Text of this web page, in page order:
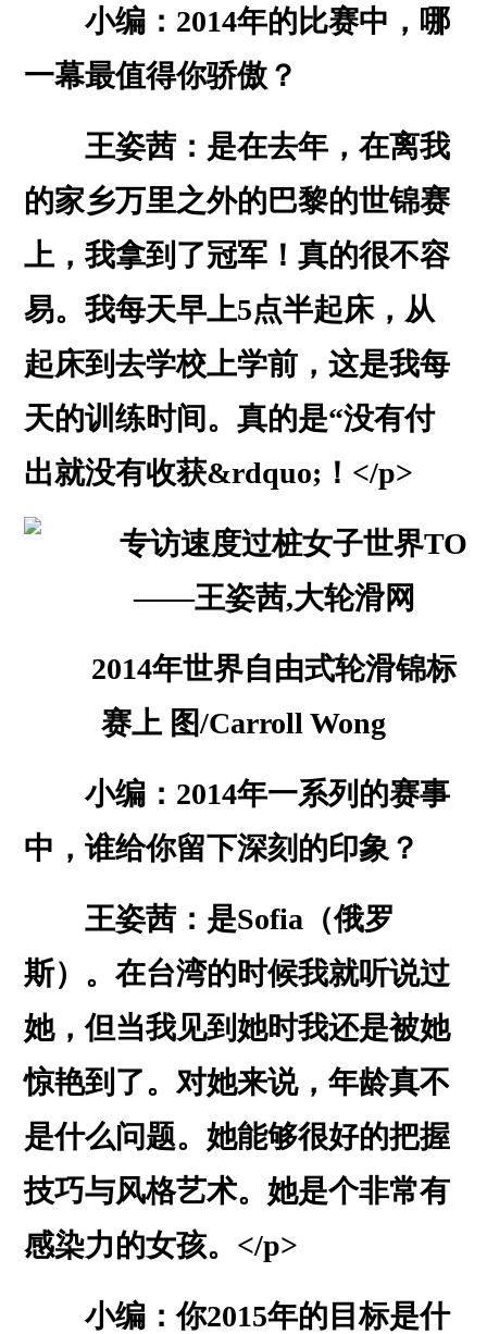
小编：2014年的比赛中，哪
一幕最值得你骄傲？
王姿茜：是在去年，在离我
的家乡万里之外的巴黎的世锦赛
上，我拿到了冠军！真的很不容
易。我每天早上5点半起床，从
起床到去学校上学前，这是我每
天的训练时间。真的是“没有付
出就没有收获&rdquo;！</p>
2014年世界自由式轮滑锦标
赛上 图/Carroll Wong
小编：2014年一系列的赛事
中，谁给你留下深刻的印象？
王姿茜：是Sofia（俄罗
斯）。在台湾的时候我就听说过
她，但当我见到她时我还是被她
惊艳到了。对她来说，年龄真不
是什么问题。她能够很好的把握
技巧与风格艺术。她是个非常有
感染力的女孩。</p>
小编：你2015年的目标是什